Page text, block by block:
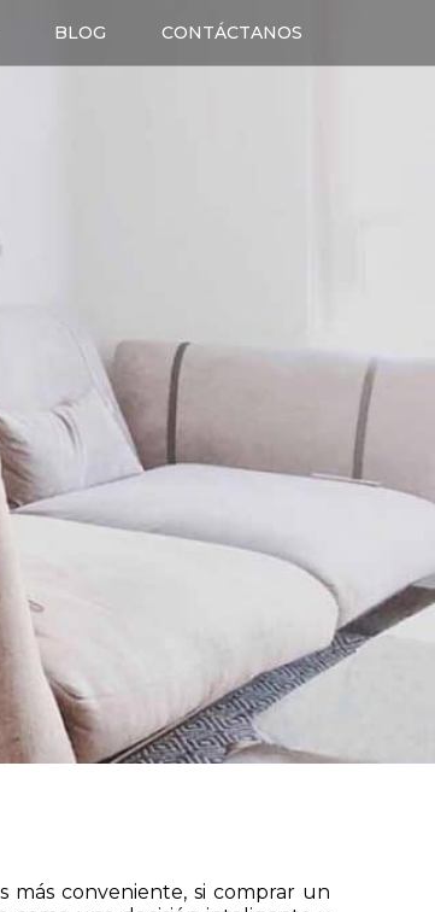
BLOG CONTÁCTANOS
conveniente, si comprar un